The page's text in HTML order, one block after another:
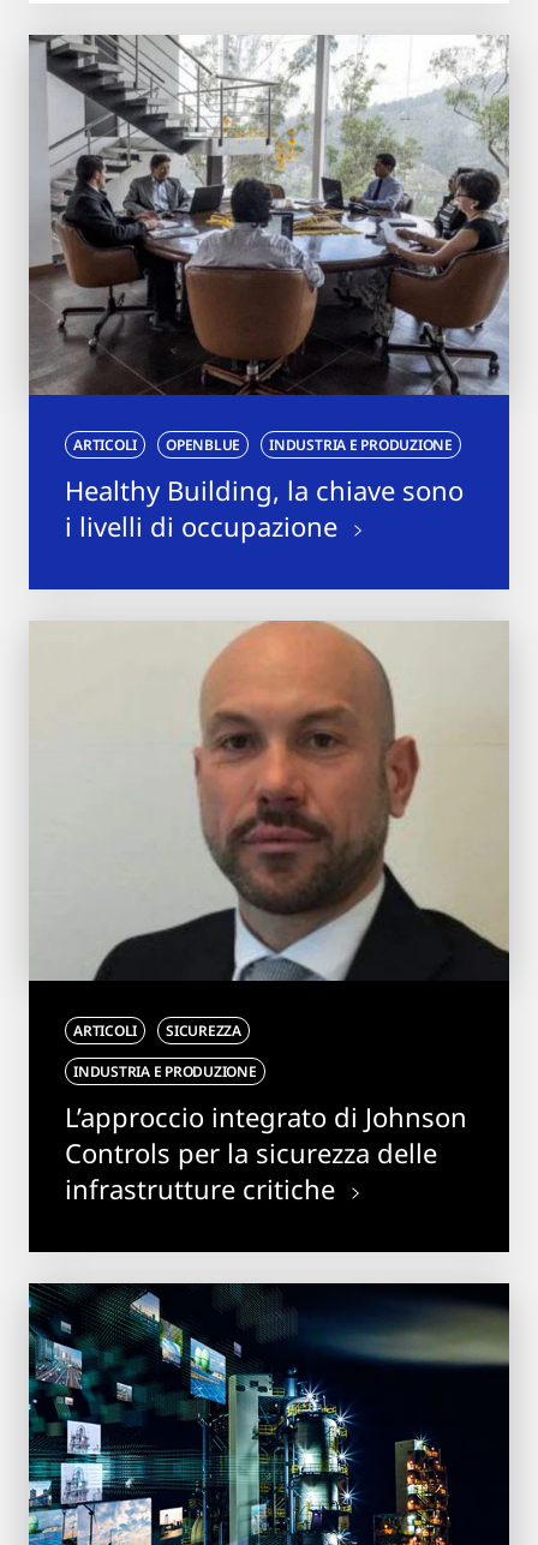
ARTICOLI OPENBLUE INDUSTRIA E PRODUZIONE
Healthy Building, la chiave sono
i livelli di occupazione
ARTICOLI
SICUREZZA
INDUSTRIA E PRODUZIONE
L’approccio integrato di Johnson
Controls per la sicurezza delle
infrastrutture critiche